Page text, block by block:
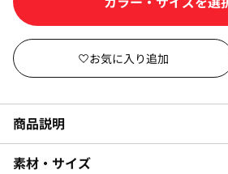
カートに入れる
商品説明
素材・サイズ